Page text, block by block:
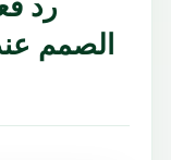
الصمم